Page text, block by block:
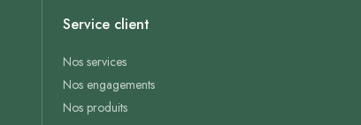
Service client
Nos services
Nos engagements
Nos produits